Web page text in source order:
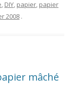
, DIY, papier, papier
2008 .
mâché